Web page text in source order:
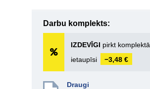
Darbu komplekts:
IZDEVĪGI pirkt komplektā
ietaupīsi
−3,48 €
Draugi